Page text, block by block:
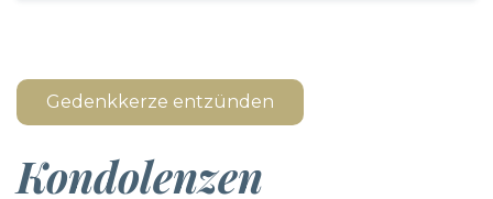
Gedenkkerze entzünden
Kondolenzen